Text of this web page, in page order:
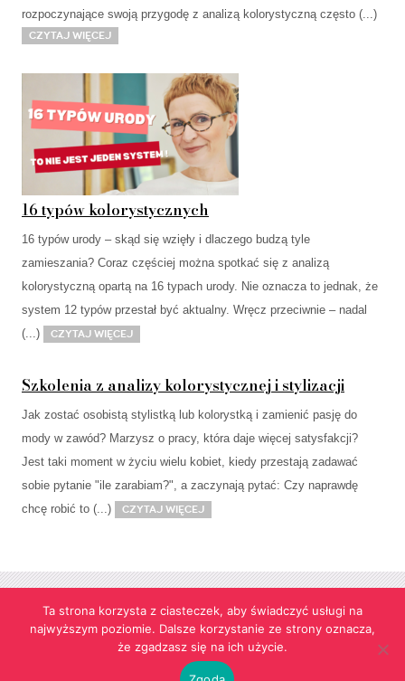
rozpoczynające swoją przygodę z analizą kolorystyczną często (...)
Czytaj więcej
16 typów kolorystycznych
16 typów urody – skąd się wzięły i dlaczego budzą tyle
zamieszania? Coraz częściej można spotkać się z analizą
kolorystyczną opartą na 16 typach urody. Nie oznacza to jednak, że
system 12 typów przestał być aktualny. Wręcz przeciwnie – nadal
(...)
Czytaj więcej
Szkolenia z analizy kolorystycznej i stylizacji
Jak zostać osobistą stylistką lub kolorystką i zamienić pasję do
mody w zawód? Marzysz o pracy, która daje więcej satysfakcji?
Jest taki moment w życiu wielu kobiet, kiedy przestają zadawać
sobie pytanie "ile zarabiam?", a zaczynają pytać: Czy naprawdę
chcę robić to (...)
Czytaj więcej
Ta strona korzysta z ciasteczek, aby świadczyć usługi na
najwyższym poziomie. Dalsze korzystanie ze strony oznacza,
że zgadzasz się na ich użycie.
Strona korzysta z informacji przechowywanych w plikach cookies w celach
funkcjonalnych oraz statystycznych.
agencja reklamowa Gliwice